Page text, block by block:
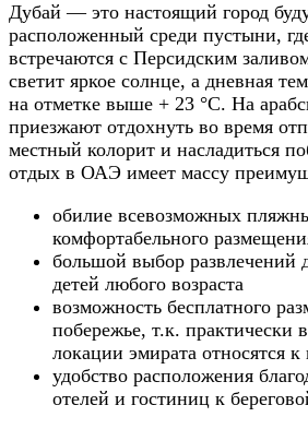
Дубай — это настоящий город
расположенный среди пустыни,
встречаются с Персидским
светит яркое солнце, а дневная
на отметке выше + 23 °C. На
приезжают отдохнуть во время
местный колорит и насладиться
отдых в ОАЭ имеет массу
обилие всевозможных
комфортабельного
большой выбор развлечений
детей любого возраста
возможность бесплатного
побережье, т.к. практически
локации эмирата относятся
удобство расположения
отелей и гостиниц к